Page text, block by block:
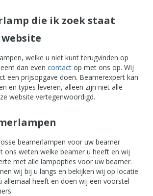
die ik zoek staat
welke u niet kunt terugvinden op
dan even contact op met ons op. Wij
een prijsopgave doen. Beamerexpert kan
en types leveren, alleen zijn niet alle
website vertegenwoordigd.
beamerlampen voor uw beamer
ons weten welke beamer u heeft en wij
met alle lampopties voor uw beamer.
wij bij u langs en bekijken wij op locatie
allemaal heeft en doen wij een voorstel